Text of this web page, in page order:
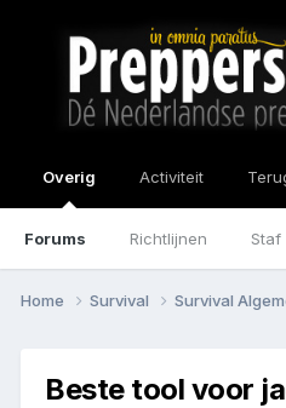
Overig
Forums Richtlijnen Staf
Activiteit
Home Survival Survival
Beste tool voor